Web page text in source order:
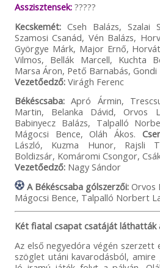
Asszisztensek:?????
Kecskemét:Cseh Balázs, Szalai
Szamosi Csanád, Vén Balázs,
Györgye Márk, Major Ernő,
Vilmos, Bellák Marcell, Kuchta
Marsa Áron, Pető Barnabás, Gondi
Vezetőedző:Virágh Ferenc
Békéscsaba:Apró Ármin,
Martin, Belanka Dávid, Orvos
Babinyecz Balázs, Talpalló
Mágocsi Bence, Oláh Ákos.
László, Kuzma Hunor, Rajsli
Boldizsár, Komáromi Csongor,
Vezetőedző:Nagy Sándor
A Békéscsaba gólszerzői:Orvos
Mágocsi Bence, Talpalló Norbert
Két fiatal csapat csatáját láthatták
Az első negyedóra végén szerzett
szöglet utáni kavarodásból,